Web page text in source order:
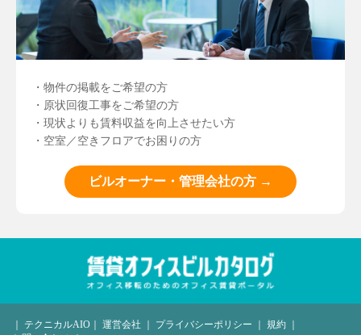
・物件の掲載をご希望の方
・原状回復工事をご希望の方
・現状よりも賃料収益を向上させたい方
・空室／空きフロアでお困りの方
ビルオーナー・管理会社の方 →
｜ テクニカルAIO ｜ 運営会社 ｜ プライバシーポリシー ｜ 規約 ｜